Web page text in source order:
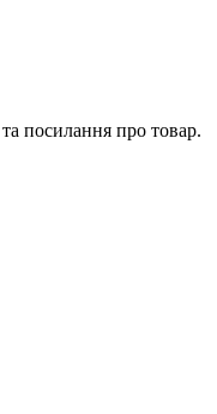
та посилання про товар.